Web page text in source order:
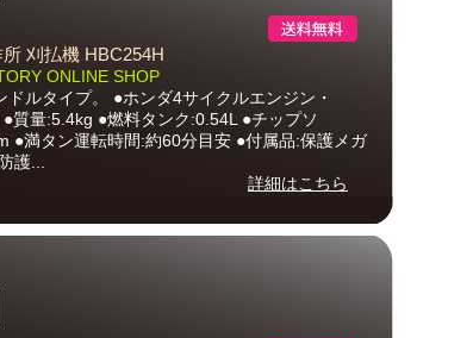
刈払機 HBC254H
ONLINE SHOP
ドルタイプ。 ●ホンダ4サイクルエンジン・
質量:5.4kg ●燃料タンク:0.54L ●チップソ
●満タン運転時間:約60分目安 ●付属品:保護メガ
護...
詳細はこちら